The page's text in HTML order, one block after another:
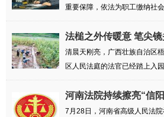
重要保障，依法为职工缴纳社
法槌之外传暖意 笔尖
清晨天刚亮，广西壮族自治区
区人民法庭的法官已经踏上入
河南法院持续擦亮“信
7月28日，河南省高级人民法